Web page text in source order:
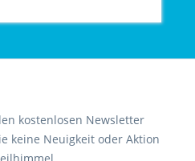
kostenlosen Newsletter
keine Neuigkeit oder Aktion